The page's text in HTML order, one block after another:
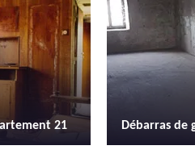
et cave 21